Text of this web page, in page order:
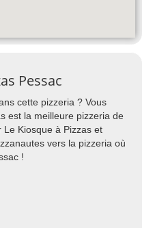
Pessac
cette pizzeria ? Vous
est la meilleure pizzeria de
Le Kiosque à Pizzas et
vers la pizzeria où
!